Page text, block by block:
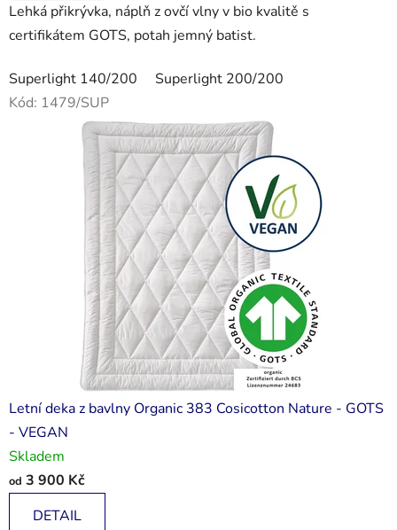
Lehká přikrývka, náplň z ovčí vlny v bio kvalitě s
certifikátem GOTS, potah jemný batist.
Superlight 140/200
Superlight 200/200
Kód: 1479/SUP
Letní deka z bavlny Organic 383 Cosicotton Nature - GOTS
- VEGAN
Skladem
od 3 900 Kč
DETAIL